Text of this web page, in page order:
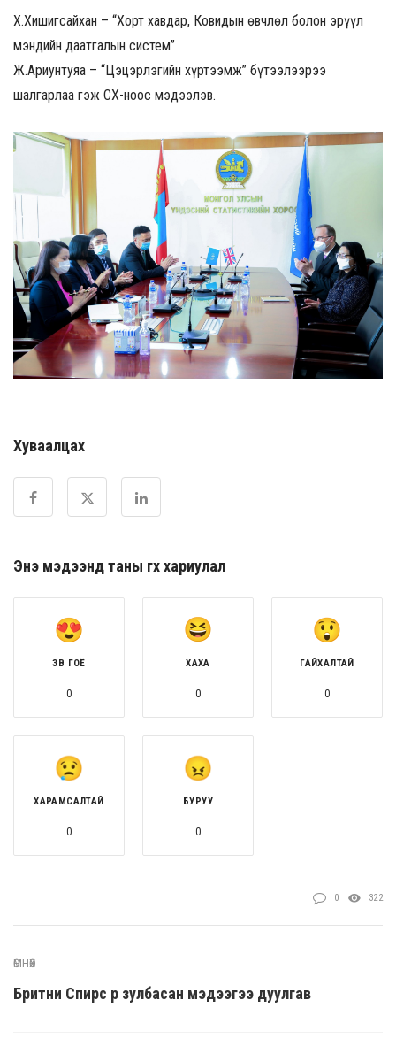
Х.Хишигсайхан – “Хорт хавдар, Ковидын өвчлөл болон эрүүл
мэндийн даатгалын систем”
Ж.Ариунтуяа – “Цэцэрлэгийн хүртээмж” бүтээлээрээ
шалгарлаа гэж ҮСХ-ноос мэдээлэв.
Хуваалцах
Энэ мэдээнд таны өгөх хариулал
ЗӨВ ГОЁ
0
ХАХА
0
ГАЙХАЛТАЙ
0
ХАРАМСАЛТАЙ
0
БУРУУ
0
0 322
ӨМНӨХ
Бритни Спирс үр зулбасан мэдээгээ дуулгав